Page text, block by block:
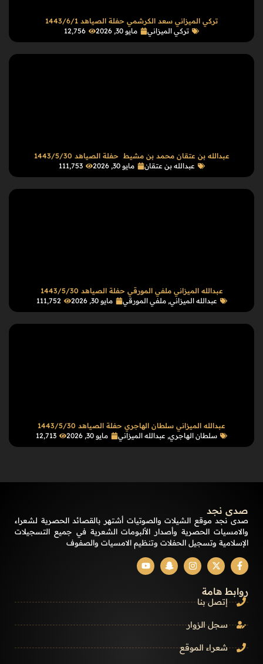
تركي الميزاني سعد الكرشمي حفلة الصياهد 1443/6/1
تركي الميزاني
مايو 30, 2026 12٬756
عبدالله بن عتقان محمد بن مشيط حفلة الصياهد 1443/5/30
عبدالله بن عتقان
مايو 30, 2026 111٬753
عبدالله الميزاني ملفي المورقي حفلة الصياهد 1443/5/30
عبدالله الميزاني,ملفي المورقي مايو 30, 2026 111٬752
عبدالله الميزاني سلطان الهاجري حفلة الصياهد 1443/5/30
سلطان الهاجري, عبدالله الميزاني مايو 30, 2026 12٬713
صدى نجد
صدى نجد موقع الشيلات والصوتيات أشتهر بالقصائد الحصرية لشعراء
والامسيات الحصرية وأصدار الألبومات الشعرية في جميع التسجيلات
الإسلامية وتسجيل الحفلات وتنظيم الامسيات والصفوف
روابط هامة
إتصل بنا
سجل الزوار
شعراء الموقع